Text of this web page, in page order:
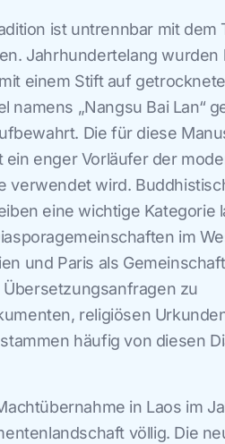
ist untrennbar mit dem
Jahrhundertelang wurden
einem Stift auf
namens „Nangsu Bai Lan“
Die für diese
enger Vorläufer der
verwendet wird.
eine wichtige Kategorie
im
und Paris als
zu
religiösen
häufig von diesen
in Laos im
völlig. Die